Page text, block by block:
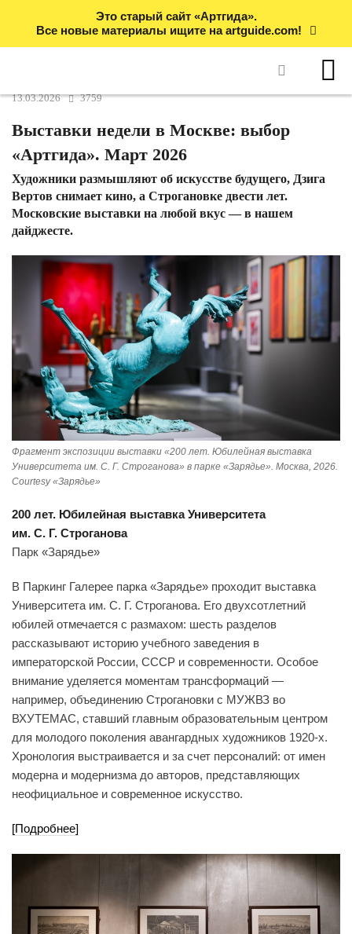
Это старый сайт «Артгида».
Все новые материалы ищите на artguide.com!
13.03.2026 3759
Выставки недели в Москве: выбор
«Артгида». Март 2026
Художники размышляют об искусстве будущего, Дзига
Вертов снимает кино, а Строгановке двести лет.
Московские выставки на любой вкус — в нашем
дайджесте.
Фрагмент экспозиции выставки «200 лет. Юбилейная выставка
Университета им. С. Г. Строганова» в парке «Зарядье». Москва, 2026.
Courtesy «Зарядье»
200 лет. Юбилейная выставка Университета
им. С. Г. Строганова
Парк «Зарядье»
В Паркинг Галерее парка «Зарядье» проходит выставка
Университета им. С. Г. Строганова. Его двухсотлетний
юбилей отмечается с размахом: шесть разделов
рассказывают историю учебного заведения в
императорской России, СССР и современности. Особое
внимание уделяется моментам трансформаций —
например, объединению Строгановки с МУЖВЗ во
ВХУТЕМАС, ставший главным образовательным центром
для молодого поколения авангардных художников 1920-х.
Хронология выстраивается и за счет персоналий: от имен
модерна и модернизма до авторов, представляющих
неофициальное и современное искусство.
[Подробнее]